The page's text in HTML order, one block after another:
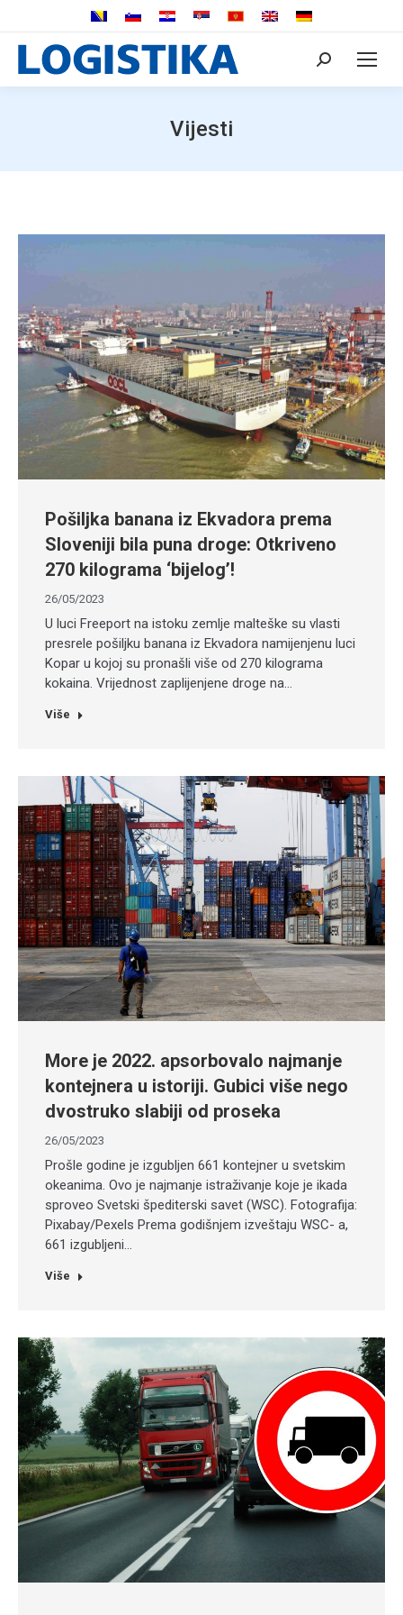
Search:
Vijesti
Pošiljka banana iz Ekvadora prema
Sloveniji bila puna droge: Otkriveno
270 kilograma ‘bijelog’!
26/05/2023
U luci Freeport na istoku zemlje malteške su vlasti
presrele pošiljku banana iz Ekvadora namijenjenu luci
Kopar u kojoj su pronašli više od 270 kilograma
kokaina. Vrijednost zaplijenjene droge na…
Više
More je 2022. apsorbovalo najmanje
kontejnera u istoriji. Gubici više nego
dvostruko slabiji od proseka
26/05/2023
Prošle godine je izgubljen 661 kontejner u svetskim
okeanima. Ovo je najmanje istraživanje koje je ikada
sproveo Svetski špediterski savet (WSC). Fotografija:
Pixabay/Pexels Prema godišnjem izveštaju WSC- a,
661 izgubljeni…
Više